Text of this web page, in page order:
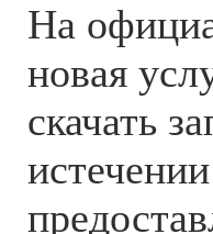
На
новая
скачать